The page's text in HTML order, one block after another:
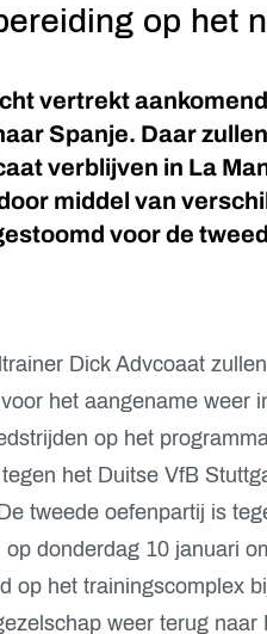
op het
vertrekt
Spanje. Daar
verblijven in La
middel van
voor de
Dick Advcoaat
het aangename weer
op het
het Duitse VfB
tweede oefenpartij is
donderdag 10 januari
op het trainingscomplex
weer terug naar